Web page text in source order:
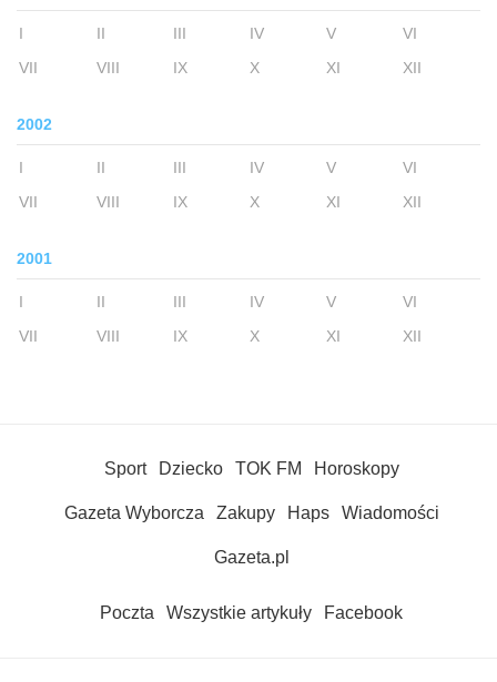
I II III IV V
VI
VII
VIII IX X XI XII
2002
I II III IV V
VI
VII
VIII IX X XI XII
2001
I II III IV V
VI
VII
VIII IX X XI XII
Sport Dziecko TOK FM Horoskopy
Gazeta Wyborcza Zakupy Haps Wiadomości
Gazeta.pl
Poczta Wszystkie artykuły Facebook